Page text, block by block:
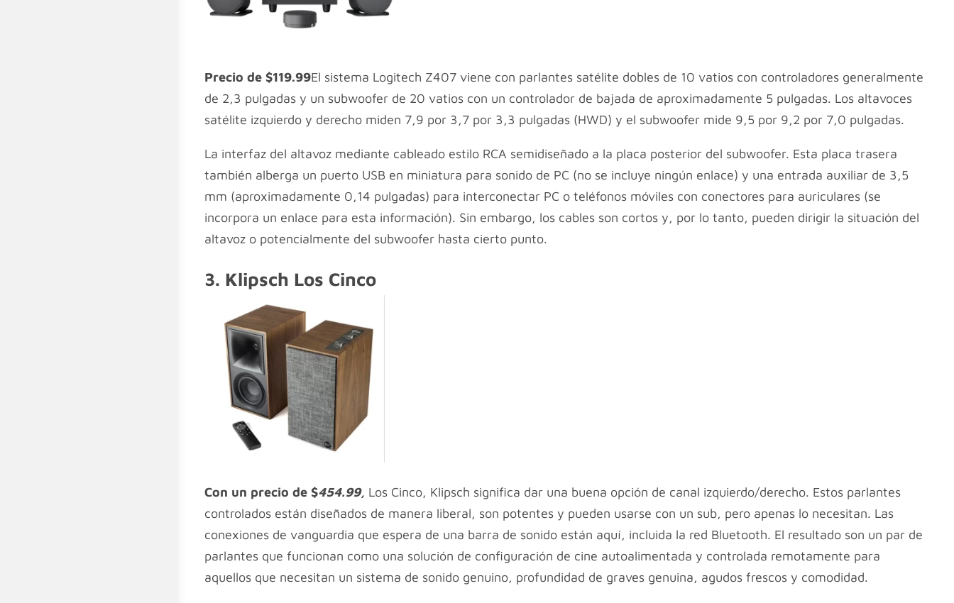
Precio de $119.99El sistema Logitech Z407 viene con parlantes satélite dobles de 10 vatios con controladores generalmente
de 2,3 pulgadas y un subwoofer de 20 vatios con un controlador de bajada de aproximadamente 5 pulgadas. Los altavoces
satélite izquierdo y derecho miden 7,9 por 3,7 por 3,3 pulgadas (HWD) y el subwoofer mide 9,5 por 9,2 por 7,0 pulgadas.
La interfaz del altavoz mediante cableado estilo RCA semidiseñado a la placa posterior del subwoofer. Esta placa trasera
también alberga un puerto USB en miniatura para sonido de PC (no se incluye ningún enlace) y una entrada auxiliar de 3,5
mm (aproximadamente 0,14 pulgadas) para interconectar PC o teléfonos móviles con conectores para auriculares (se
incorpora un enlace para esta información). Sin embargo, los cables son cortos y, por lo tanto, pueden dirigir la situación del
altavoz o potencialmente del subwoofer hasta cierto punto.
3. Klipsch Los Cinco
Con un precio de $454.99, Los Cinco, Klipsch significa dar una buena opción de canal izquierdo/derecho. Estos parlantes
controlados están diseñados de manera liberal, son potentes y pueden usarse con un sub, pero apenas lo necesitan. Las
conexiones de vanguardia que espera de una barra de sonido están aquí, incluida la red Bluetooth. El resultado son un par de
parlantes que funcionan como una solución de configuración de cine autoalimentada y controlada remotamente para
aquellos que necesitan un sistema de sonido genuino, profundidad de graves genuina, agudos frescos y comodidad.